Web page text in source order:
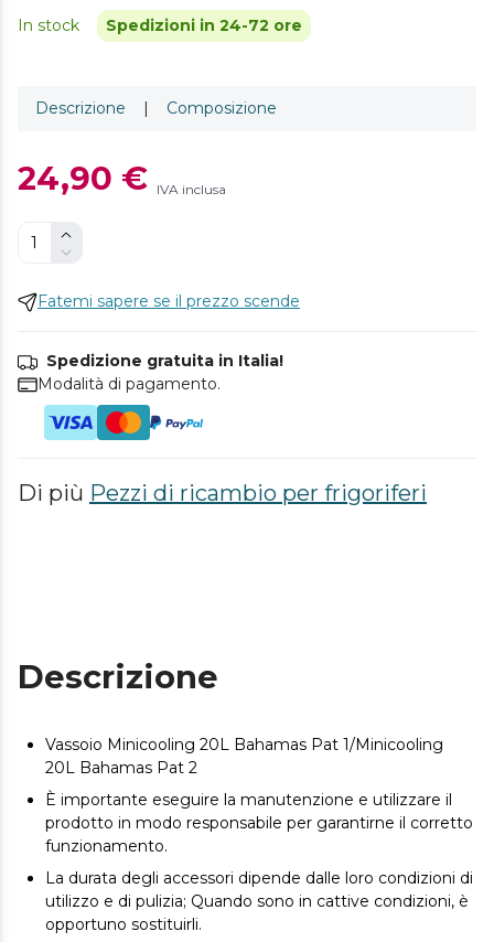
In stock Spedizioni in 24-72 ore
Descrizione | Composizione
24,90 € IVA inclusa
Fatemi sapere se il prezzo scende
Spedizione gratuita in Italia!
Modalità di pagamento.
Di più Pezzi di ricambio per frigoriferi
Descrizione
Vassoio Minicooling 20L Bahamas Pat 1/Minicooling
20L Bahamas Pat 2
È importante eseguire la manutenzione e utilizzare il
prodotto in modo responsabile per garantirne il corretto
funzionamento.
La durata degli accessori dipende dalle loro condizioni di
utilizzo e di pulizia; Quando sono in cattive condizioni, è
opportuno sostituirli.